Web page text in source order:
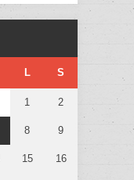
L S
1 2
8 9
15 16